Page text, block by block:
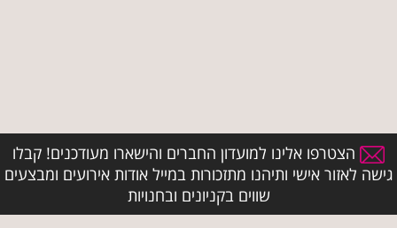
הצטרפו אלינו למועדון החברים והישארו מעודכנים! קבלו
גישה לאזור אישי ותיהנו מתזכורות במייל אודות אירועים ומבצעים
שווים בקניונים ובחנויות